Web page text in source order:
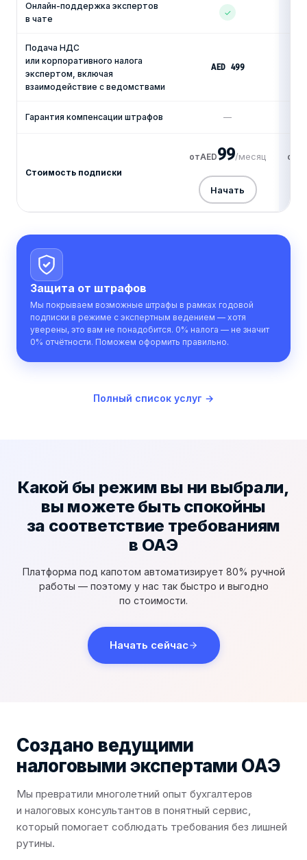
Онлайн-поддержка экспертов
в чате
✓
Подача НДС
или корпоративного налога
экспертом, включая
взаимодействие с ведомствами
AED 499
Гарантия компенсации штрафов —
Стоимость подписки
отAED99/месяц
Начать
от
Защита от штрафов
Мы покрываем возможные штрафы в рамках годовой
подписки в режиме с экспертным ведением — хотя
уверены, это вам не понадобится. 0% налога — не значит
0% отчётности. Поможем оформить правильно.
Полный список услуг →
Какой бы режим вы ни выбрали,
вы можете быть спокойны
за соответствие требованиям
в ОАЭ
Платформа под капотом автоматизирует 80% ручной
работы — поэтому у нас так быстро и выгодно
по стоимости.
Начать сейчас
Создано ведущими
налоговыми экспертами ОАЭ
Мы превратили многолетний опыт бухгалтеров
и налоговых консультантов в понятный сервис,
который помогает соблюдать требования без лишней
рутины.